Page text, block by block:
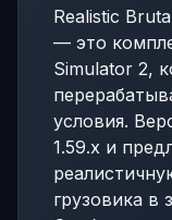
Realistic
— это
Simulator 2,
условия.
1.59.x и
грузовика в